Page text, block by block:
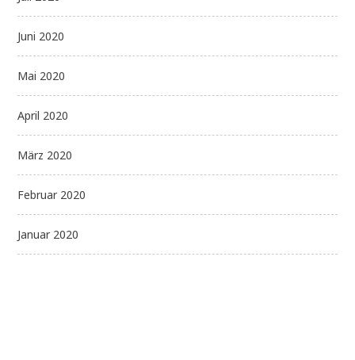
Juni 2020
Mai 2020
April 2020
März 2020
Februar 2020
Januar 2020